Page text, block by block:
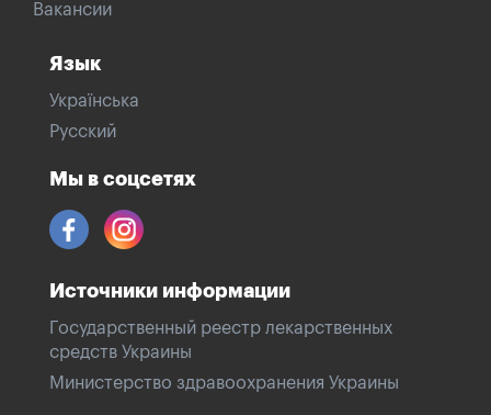
Вакансии
Язык
Українська
Русский
Мы в соцсетях
Источники информации
Государственный реестр лекарственных
средств Украины
Министерство здравоохранения Украины